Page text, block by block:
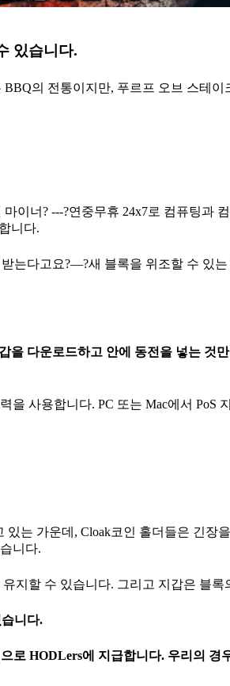
있습니다.
의 전통이지만, 푸르프 오브 스테이
이너? ---?연중무휴 24x7로 컴퓨팅과
니다.
는다고요?—?새 블록을 위조할 수 있
을 다운로드하고 안에 동전을 넣는 것
을 사용합니다. PC 또는 Mac에서
는 가운데, Cloak코인 홀더들은 긴장
니다.
지할 수 있습니다. 그리고 지갑은 블
니다.
로 HODLers에 지급합니다. 우리의 경